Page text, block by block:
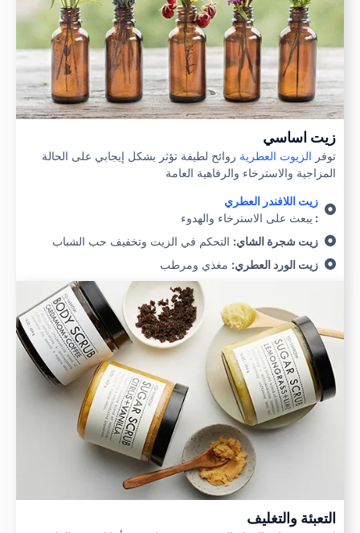
زيت اساسي
توفر الزيوت العطريةروائح لطيفة تؤثر بشكل إيجابي على الحالة
المزاجية والاسترخاء والرفاهية العامة
زيت اللافندر العطري
:يبعث على الاسترخاء والهدوء
زيت شجرة الشاي:التحكم في الزيت وتخفيف حب الشباب
زيت الورد العطري:مغذي ومرطب
التعبئة والتغليف